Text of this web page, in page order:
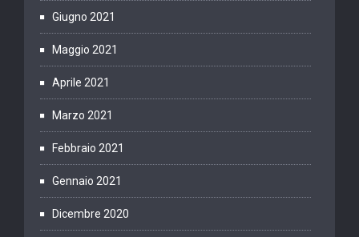
Giugno 2021
Maggio 2021
Aprile 2021
Marzo 2021
Febbraio 2021
Gennaio 2021
Dicembre 2020